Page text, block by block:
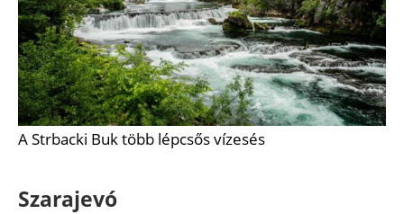
A Strbacki Buk több lépcsős vízesés
Szarajevó